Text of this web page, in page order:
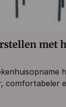
met
comfortabeler